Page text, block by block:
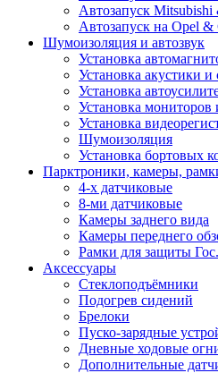
Автозапуск Mitsubishi
Автозапуск на Opel &
Шумоизоляция и автозвук
Установка
Установка акустики и
Установка
Установка мониторов
Установка
Шумоизоляция
Установка бортовых
Парктроники, камеры,
4-х датчиковые
8-ми датчиковые
Камеры заднего вида
Камеры переднего
Рамки для защиты
Аксессуары
Стеклоподъёмники
Подогрев сидений
Брелоки
Пуско-зарядные
Дневные ходовые
Дополнительные